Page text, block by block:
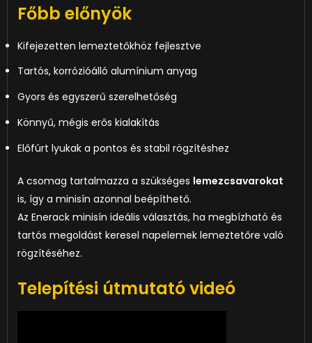
Főbb előnyök
Kifejezetten lemeztetőkhöz fejlesztve
Tartós, korrózióálló alumínium anyag
Gyors és egyszerű szerelhetőség
Könnyű, mégis erős kialakítás
Előfúrt lyukak a pontos és stabil rögzítéshez
A csomag tartalmazza a szükséges lemezcsavarokat
is, így a minisín azonnal beépíthető.
Az Enerack minisín ideális választás, ha megbízható és
tartós megoldást keresel napelemek lemeztetőre való
rögzítéséhez.
Telepítési útmutató videó